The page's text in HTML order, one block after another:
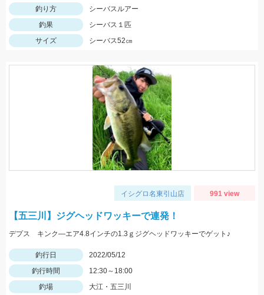
釣り方
シーバスルアー
釣果
シーバス１匹
サイズ
シーバス52㎝
イシグロ名東引山店 991 view
【五三川】ジグヘッドワッキーで連発！
デプス キンク―エア4.8インチの1.3ｇジグヘッドワッキーでゲット♪
釣行日
2022/05/12
釣行時間
12:30～18:00
釣場
大江・五三川